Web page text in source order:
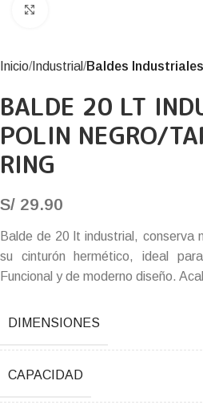
Inicio Industrial Baldes Industriales
BALDE 20 LT
POLIN NEGRO/
RING
S/ 29.90
Balde de 20 lt industrial, conserva
su cinturón hermético, ideal
Funcional y de moderno diseño.
DIMENSIONES
CAPACIDAD